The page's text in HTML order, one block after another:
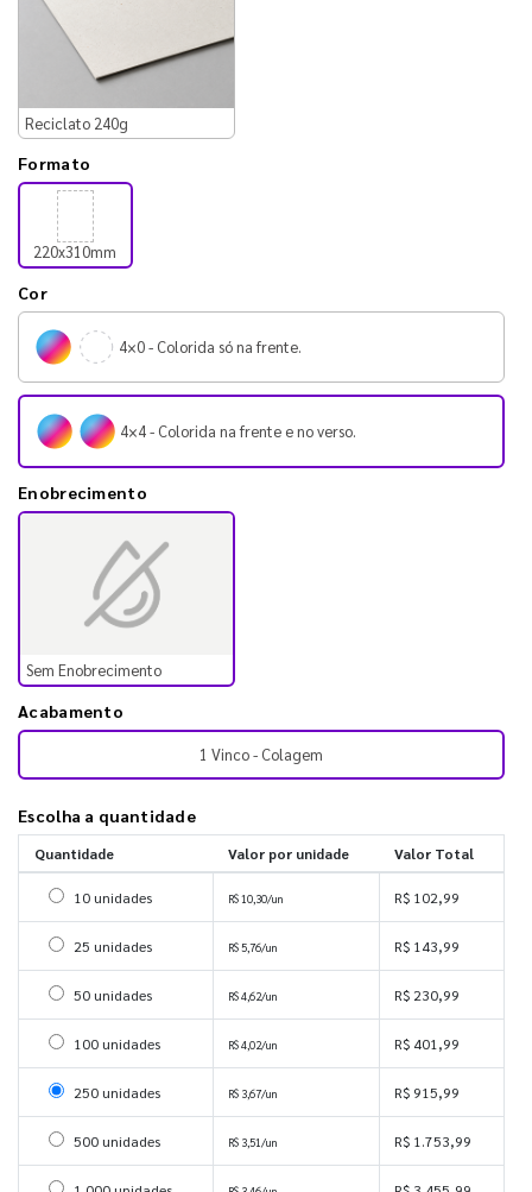
Reciclato 240g
Formato
220x310mm
Cor
4×0 - Colorida só na frente.
4×4 - Colorida na frente e no verso.
Enobrecimento
Sem Enobrecimento
Acabamento
1 Vinco - Colagem
Escolha a quantidade
Quantidade Valor por unidade Valor Total
Selecionar 10 unidades
10 unidades R$ 10,30/un R$ 102,99
Selecionar 25 unidades
25 unidades R$ 5,76/un R$ 143,99
Selecionar 50 unidades
50 unidades R$ 4,62/un R$ 230,99
Selecionar 100 unidades
100 unidades R$ 4,02/un R$ 401,99
Selecionar 250 unidades
250 unidades R$ 3,67/un R$ 915,99
Selecionar 500 unidades
500 unidades R$ 3,51/un R$ 1.753,99